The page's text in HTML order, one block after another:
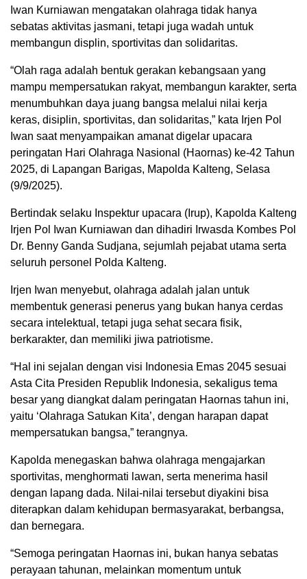
Iwan Kurniawan mengatakan olahraga tidak hanya
sebatas aktivitas jasmani, tetapi juga wadah untuk
membangun displin, sportivitas dan solidaritas.
“Olah raga adalah bentuk gerakan kebangsaan yang
mampu mempersatukan rakyat, membangun karakter, serta
menumbuhkan daya juang bangsa melalui nilai kerja
keras, disiplin, sportivitas, dan solidaritas,” kata Irjen Pol
Iwan saat menyampaikan amanat digelar upacara
peringatan Hari Olahraga Nasional (Haornas) ke-42 Tahun
2025, di Lapangan Barigas, Mapolda Kalteng, Selasa
(9/9/2025).
Bertindak selaku Inspektur upacara (Irup), Kapolda Kalteng
Irjen Pol Iwan Kurniawan dan dihadiri Irwasda Kombes Pol
Dr. Benny Ganda Sudjana, sejumlah pejabat utama serta
seluruh personel Polda Kalteng.
Irjen Iwan menyebut, olahraga adalah jalan untuk
membentuk generasi penerus yang bukan hanya cerdas
secara intelektual, tetapi juga sehat secara fisik,
berkarakter, dan memiliki jiwa patriotisme.
“Hal ini sejalan dengan visi Indonesia Emas 2045 sesuai
Asta Cita Presiden Republik Indonesia, sekaligus tema
besar yang diangkat dalam peringatan Haornas tahun ini,
yaitu ‘Olahraga Satukan Kita’, dengan harapan dapat
mempersatukan bangsa,” terangnya.
Kapolda menegaskan bahwa olahraga mengajarkan
sportivitas, menghormati lawan, serta menerima hasil
dengan lapang dada. Nilai-nilai tersebut diyakini bisa
diterapkan dalam kehidupan bermasyarakat, berbangsa,
dan bernegara.
“Semoga peringatan Haornas ini, bukan hanya sebatas
perayaan tahunan, melainkan momentum untuk